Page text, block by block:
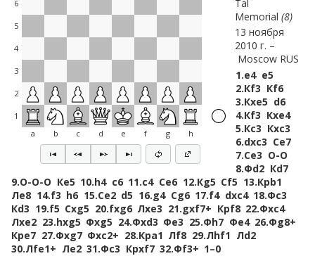
6
5
4
3
2
1
a
b c d e f g h
Tal
Memorial 8
13 ноября
2010 г.
Moscow RUS
1.e4 e5
2.Кf3 Кf6
3.Кxe5 d6
4.Кf3 Кxe4
5.Кc3 Кxc3
6.dxc3 Сe7
7.Сe3 O-O
8.Фd2 Кd7
9.O-O-O Кe5 10.h4 c6 11.c4 Сe6 12.Кg5 Сf5 13.Крb1
Лe8 14.f3 h6 15.Сe2 d5 16.g4 Сg6 17.f4 dxc4 18.Фc3
Кd3 19.f5 Сxg5 20.fxg6 Лxe3 21.gxf7+ Крf8 22.Фxc4
Лxe2 23.hxg5 Фxg5 24.Фxd3 Фe3 25.Фh7 Фe4 26.Фg8+
Крe7 27.Фxg7 Фxc2+ 28.Крa1 Лf8 29.Лhf1 Лd2
30.Лfe1+ Лe2 31.Фc3 Крxf7 32.Фf3+ 1–0